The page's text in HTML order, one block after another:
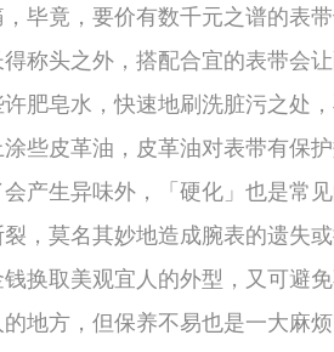
毕竟，要价有数千元之谱的表
称头之外，搭配合宜的表带会
肥皂水，快速地刷洗脏污之处
些皮革油，皮革油对表带有保
生异味外，「硬化」也是常见
，莫名其妙地造成腕表的遗失
换取美观宜人的外型，又可避
方，但保养不易也是一大麻烦